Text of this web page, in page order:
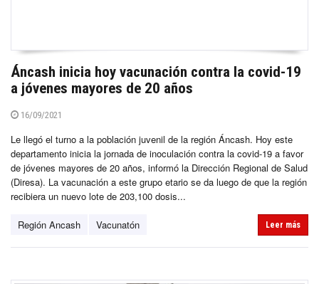
Áncash inicia hoy vacunación contra la covid-19
a jóvenes mayores de 20 años
16/09/2021
Le llegó el turno a la población juvenil de la región Áncash. Hoy este
departamento inicia la jornada de inoculación contra la covid-19 a favor
de jóvenes mayores de 20 años, informó la Dirección Regional de Salud
(Diresa). La vacunación a este grupo etario se da luego de que la región
recibiera un nuevo lote de 203,100 dosis...
Región Ancash Vacunatón Leer más